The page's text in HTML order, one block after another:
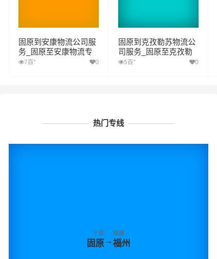
固原到安康物流公司服
务_固原至安康物流专
线高效、安全、可靠的
7百 + 0
固原到克孜勒苏物流公
司服务_固原至克孜勒
苏物流专线高效、安
5百 + 0
热门专线
宁夏
固原→
福建
福州